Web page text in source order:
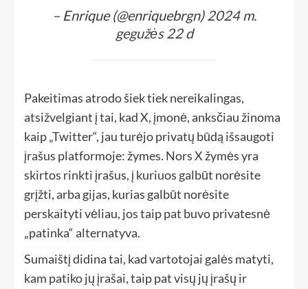
– Enrique (@enriquebrgn)2024 m.
gegužės 22 d
Pakeitimas atrodo šiek tiek nereikalingas,
atsižvelgiant į tai, kad X, įmonė, anksčiau žinoma
kaip „Twitter“, jau turėjo privatų būdą išsaugoti
įrašus platformoje: žymes. Nors X žymės yra
skirtos rinkti įrašus, į kuriuos galbūt norėsite
grįžti, arba gijas, kurias galbūt norėsite
perskaityti vėliau, jos taip pat buvo privatesnė
„patinka“ alternatyva.
Sumaištį didina tai, kad vartotojai galės matyti,
kam patiko jų įrašai, taip pat visų jų įrašų ir